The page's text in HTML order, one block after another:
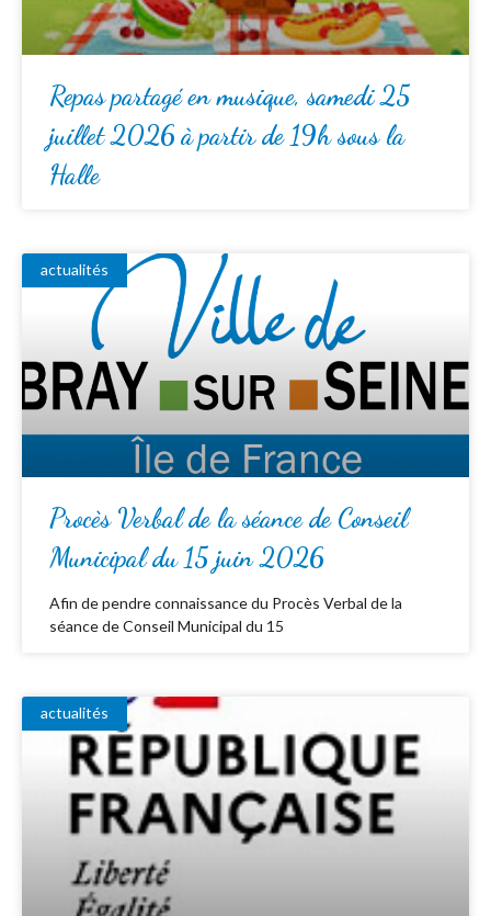
Repas partagé en musique, samedi 25
juillet 2026 à partir de 19h sous la
Halle
actualités
Procès Verbal de la séance de Conseil
Municipal du 15 juin 2026
Afin de pendre connaissance du Procès Verbal de la
séance de Conseil Municipal du 15
actualités